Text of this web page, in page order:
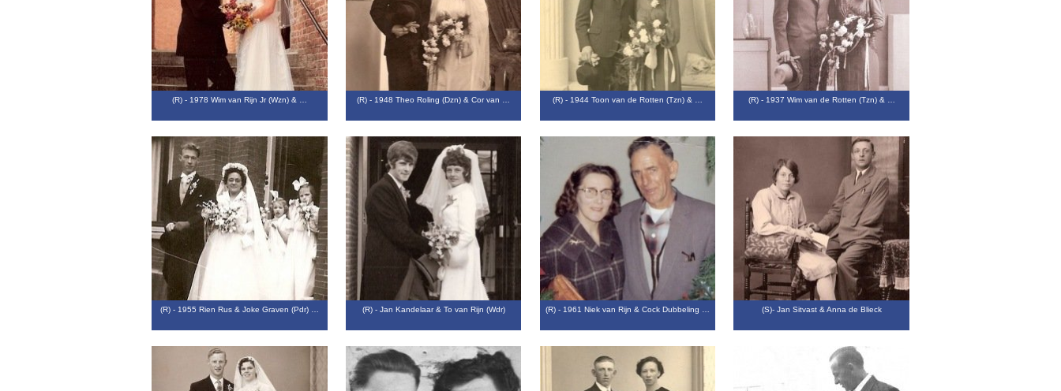
(R) - 1978 Wim van Rijn Jr (Wzn) & … (R) - 1948 Theo Roling (Dzn) & Cor van … (R) - 1944 Toon van de Rotten (Tzn) & … (R) - 1937 Wim van de Rotten (Tzn) & …
(R) - 1955 Rien Rus & Joke Graven (Pdr) … (R) - Jan Kandelaar & To van Rijn (Wdr) (R) - 1961 Niek van Rijn & Cock Dubbeling … (S)- Jan Sitvast & Anna de Blieck